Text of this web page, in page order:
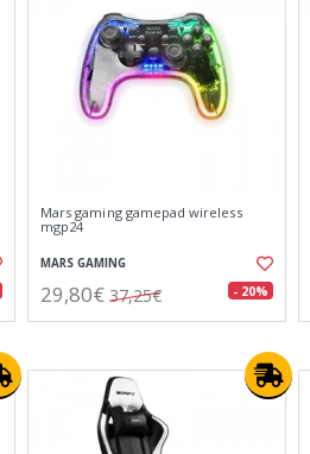
Mars gaming gamepad wireless
mgp24
MARS GAMING
29,80€ 37,25€ - 20%